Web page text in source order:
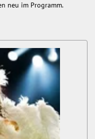
neu im Programm.